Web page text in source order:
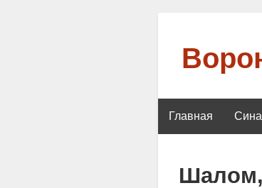
Главная